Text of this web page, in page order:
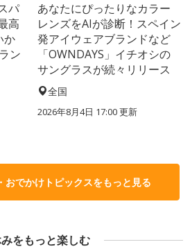
パ
高
か
ン
あなたにぴったりなカラー
レンズをAIが診断！スペイン
発アイウェアブランドなど
「OWNDAYS」イチオシの
サングラスが続々リリース
全国
2026年8月4日 17:00更新
おでかけトピックスをもっと見る
をもっと楽しむ